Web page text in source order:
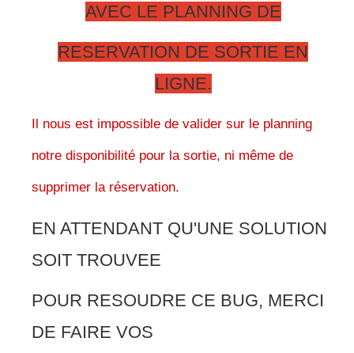
AVEC LE PLANNING DE
RESERVATION DE SORTIE EN
LIGNE.
Il nous est impossible de valider sur le planning
notre disponibilité pour la sortie, ni même de
supprimer la réservation.
EN ATTENDANT QU'UNE SOLUTION
SOIT TROUVEE
POUR RESOUDRE CE BUG, MERCI
DE FAIRE VOS